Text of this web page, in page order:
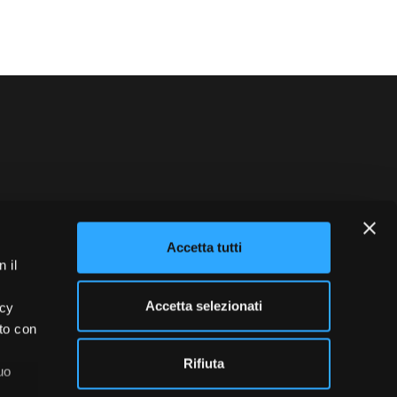
il
con
Accetta tutti
Accetta selezionati
Rifiuta